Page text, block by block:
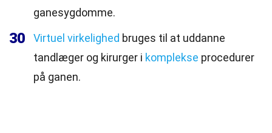
ganesygdomme.
30 Virtuel virkelighed bruges til at uddanne
tandlæger og kirurger i komplekse procedurer
på ganen.